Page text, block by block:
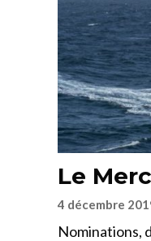
Le
4 décembre
Nominations,